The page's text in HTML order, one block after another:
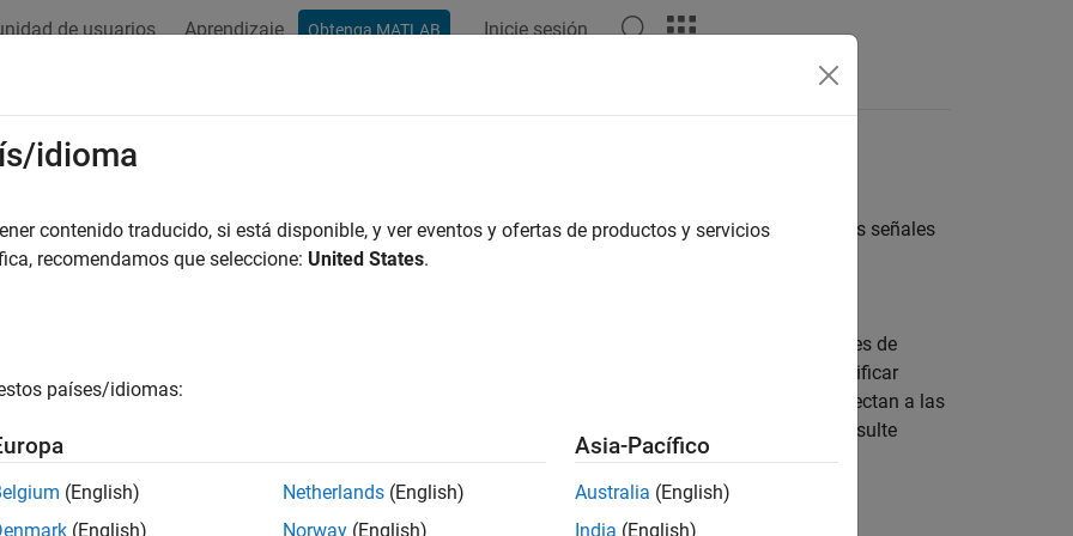
de usuarios Aprendizaje Obtenga MATLAB Inicie sesión
personalizables
con aspecto personalizable que controlan los valores de los parámetros y muestran los valores de las señales
la simulación
utilizar los bloques de panel para construir una interfaz intuitiva e interactiva en su modelo. Los bloques de
, se conectan a variables o parámetros ajustables en un modelo y permiten modificar
el valor del elemento conectado durante la simulación. Los bloques de visualización se conectan a las
del modelo y muestran el valor de la señal durante la simulación. Para obtener más información, consulte
simulaciones con paneles interactivos.
idioma
contenido traducido, si está disponible, y ver eventos y ofertas de productos y servicios
recomendamos que seleccione: United States.
países/idiomas:
(English)
(English)
Netherlands (English)
Norway (English)
Asia-Pacífico
Australia (English)
India (English)